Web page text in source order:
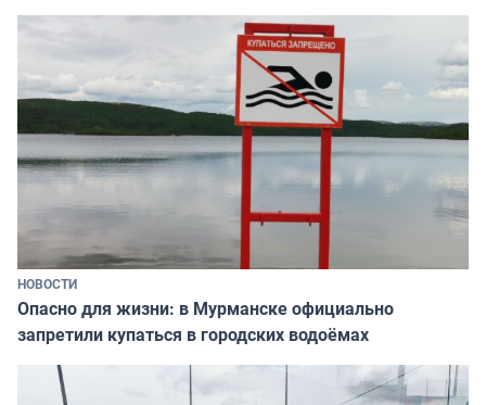
НОВОСТИ
Опасно для жизни: в Мурманске официально
запретили купаться в городских водоёмах